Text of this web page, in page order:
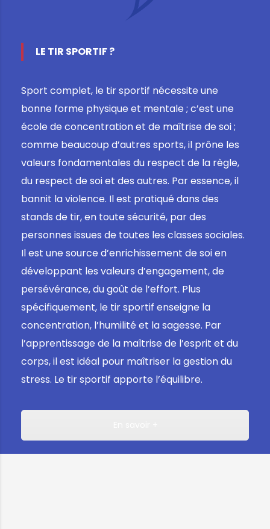
LE TIR SPORTIF ?
Sport complet, le tir sportif nécessite une
bonne forme physique et mentale ; c’est une
école de concentration et de maîtrise de soi ;
comme beaucoup d’autres sports, il prône les
valeurs fondamentales du respect de la règle,
du respect de soi et des autres. Par essence, il
bannit la violence. Il est pratiqué dans des
stands de tir, en toute sécurité, par des
personnes issues de toutes les classes sociales.
Il est une source d’enrichissement de soi en
développant les valeurs d’engagement, de
persévérance, du goût de l’effort. Plus
spécifiquement, le tir sportif enseigne la
concentration, l’humilité et la sagesse. Par
l’apprentissage de la maîtrise de l’esprit et du
corps, il est idéal pour maîtriser la gestion du
stress. Le tir sportif apporte l’équilibre.